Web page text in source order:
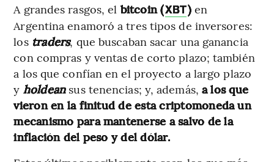
A grandes rasgos, el bitcoin (XBT)en
Argentina enamoró a tres tipos de inversores:
los traders, que buscaban sacar una ganancia
con compras y ventas de corto plazo; también
a los que confían en el proyecto a largo plazo
y holdeansus tenencias; y, además, a los que
vieron en la finitud de esta criptomoneda un
mecanismo para mantenerse a salvo de la
inflación del peso y del dólar.